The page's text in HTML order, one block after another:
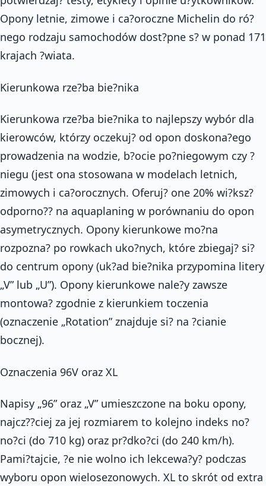
Opony letnie, zimowe i ca?oroczne Michelin do ró?
nego rodzaju samochodów dost?pne s? w ponad 171
krajach ?wiata.
Kierunkowa rze?ba bie?nika
Kierunkowa rze?ba bie?nika to najlepszy wybór dla
kierowców, którzy oczekuj? od opon doskona?ego
prowadzenia na wodzie, b?ocie po?niegowym czy ?
niegu (jest ona stosowana w modelach letnich,
zimowych i ca?orocznych. Oferuj? one 20% wi?ksz?
odporno?? na aquaplaning w porównaniu do opon
asymetrycznych. Opony kierunkowe mo?na
rozpozna? po rowkach uko?nych, które zbiegaj? si?
do centrum opony (uk?ad bie?nika przypomina litery
„V” lub „U”). Opony kierunkowe nale?y zawsze
montowa? zgodnie z kierunkiem toczenia
(oznaczenie „Rotation” znajduje si? na ?cianie
bocznej).
Oznaczenia 96V oraz XL
Napisy „96” oraz „V” umieszczone na boku opony,
najcz??ciej za jej rozmiarem to kolejno indeks no?
no?ci (do 710 kg) oraz pr?dko?ci (do 240 km/h).
Pami?tajcie, ?e nie wolno ich lekcewa?y? podczas
wyboru opon wielosezonowych. XL to skrót od extra